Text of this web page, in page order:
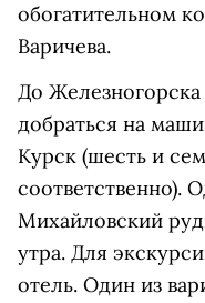
обогатительном
Варичева.
До
добраться на
Курск (шесть и
соответственно).
Михайловский
утра. Для
отель. Один из